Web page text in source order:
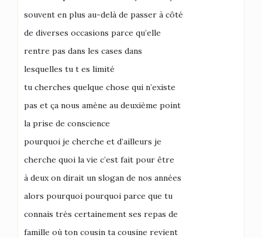
souvent en plus au-delà de passer à côté
de diverses occasions parce qu’elle
rentre pas dans les cases dans
lesquelles tu t es limité
tu cherches quelque chose qui n’existe
pas et ça nous amène au deuxième point
la prise de conscience
pourquoi je cherche et d’ailleurs je
cherche quoi la vie c’est fait pour être
à deux on dirait un slogan de nos années
alors pourquoi pourquoi parce que tu
connais très certainement ses repas de
famille où ton cousin ta cousine revient